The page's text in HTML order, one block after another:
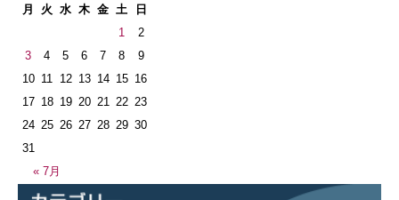
月
火 水 木 金 土 日
« 7月
1
2
3
4 5 6 7 8
9
10 11 12 13 14 15 16
17 18 19 20 21 22 23
24 25 26 27 28 29 30
31